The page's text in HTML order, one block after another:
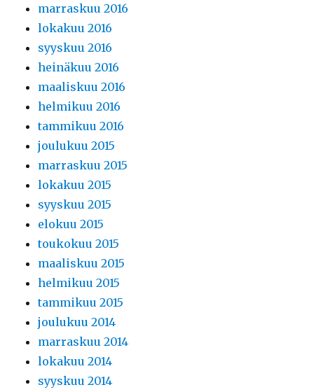
marraskuu 2016
lokakuu 2016
syyskuu 2016
heinäkuu 2016
maaliskuu 2016
helmikuu 2016
tammikuu 2016
joulukuu 2015
marraskuu 2015
lokakuu 2015
syyskuu 2015
elokuu 2015
toukokuu 2015
maaliskuu 2015
helmikuu 2015
tammikuu 2015
joulukuu 2014
marraskuu 2014
lokakuu 2014
syyskuu 2014